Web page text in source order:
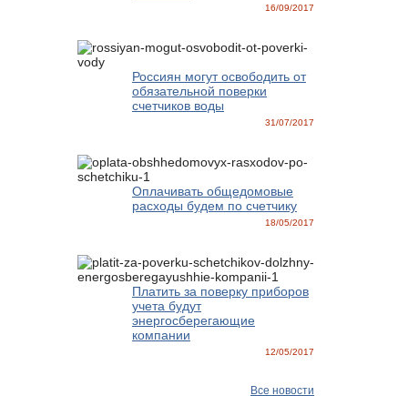
16/09/2017
Россиян могут освободить от
обязательной поверки
счетчиков воды
31/07/2017
Оплачивать общедомовые
расходы будем по счетчику
18/05/2017
Платить за поверку приборов
учета будут
энергосберегающие
компании
12/05/2017
Все новости